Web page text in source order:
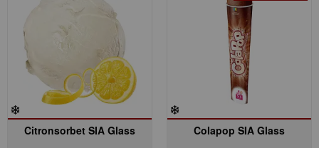
Citronsorbet SIA Glass Colapop SIA Glass